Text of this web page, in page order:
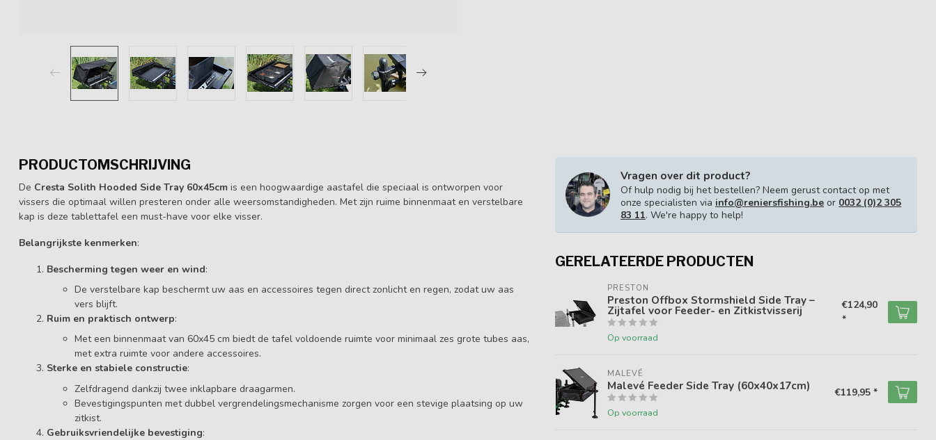
PRODUCTOMSCHRIJVING
De Cresta Solith Hooded Side Tray 60x45cm is een hoogwaardige aastafel die speciaal is ontworpen voor
vissers die optimaal willen presteren onder alle weersomstandigheden. Met zijn ruime binnenmaat en verstelbare
kap is deze tablettafel een must-have voor elke visser.
Belangrijkste kenmerken:
Bescherming tegen weer en wind:
De verstelbare kap beschermt uw aas en accessoires tegen direct zonlicht en regen, zodat uw aas
vers blijft.
Ruim en praktisch ontwerp:
Met een binnenmaat van 60x45 cm biedt de tafel voldoende ruimte voor minimaal zes grote tubes aas,
met extra ruimte voor andere accessoires.
Sterke en stabiele constructie:
Zelfdragend dankzij twee inklapbare draagarmen.
Bevestigingspunten met dubbel vergrendelingsmechanisme zorgen voor een stevige plaatsing op uw
zitkist.
Gebruiksvriendelijke bevestiging:
Vragen over dit product?
Of hulp nodig bij het bestellen? Neem gerust contact op met
onze specialisten via info@reniersfishing.be or 0032 (0)2 305
83 11. We're happy to help!
GERELATEERDE PRODUCTEN
PRESTON
Preston Offbox Stormshield Side Tray –
Zijtafel voor Feeder- en Zitkistvisserij
Op voorraad
€124,90
*
MALEVÉ
Malevé Feeder Side Tray (60x40x17cm)
Op voorraad
€119,95 *